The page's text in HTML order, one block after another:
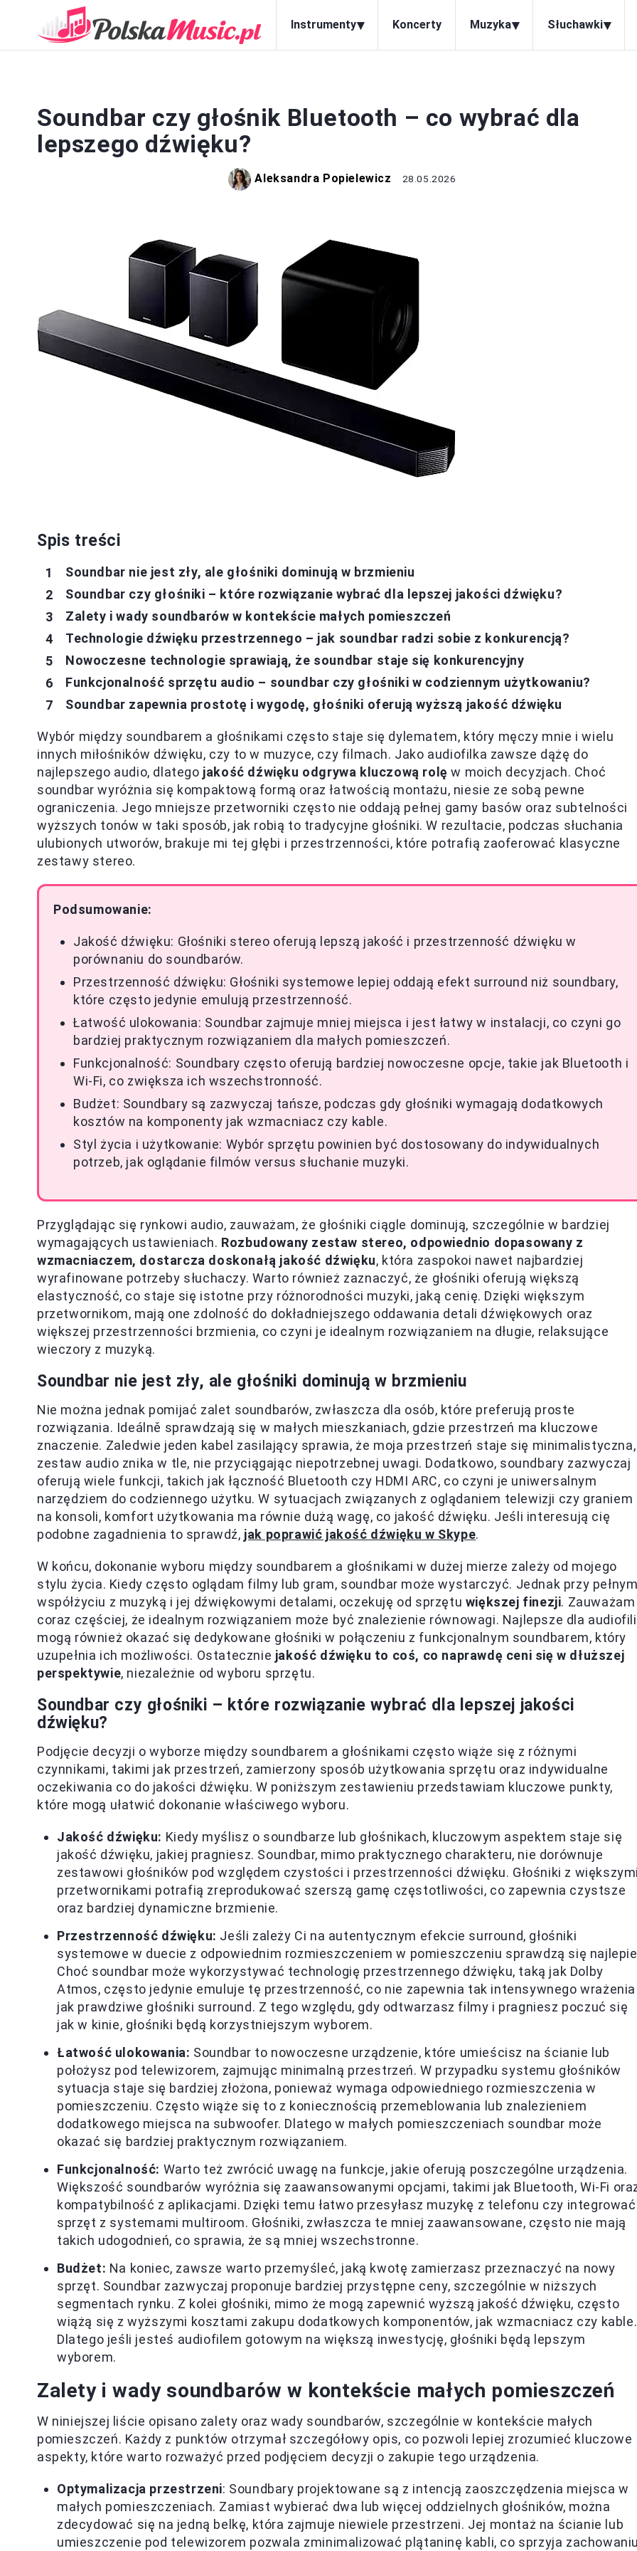
Instrumenty▾ Koncerty Muzyka▾ Słuchawki▾
Soundbar czy głośnik Bluetooth – co wybrać dla
lepszego dźwięku?
Aleksandra Popielewicz 28.05.2026
Spis treści
Soundbar nie jest zły, ale głośniki dominują w brzmieniu
Soundbar czy głośniki – które rozwiązanie wybrać dla lepszej jakości dźwięku?
Zalety i wady soundbarów w kontekście małych pomieszczeń
Technologie dźwięku przestrzennego – jak soundbar radzi sobie z konkurencją?
Nowoczesne technologie sprawiają, że soundbar staje się konkurencyjny
Funkcjonalność sprzętu audio – soundbar czy głośniki w codziennym użytkowaniu?
Soundbar zapewnia prostotę i wygodę, głośniki oferują wyższą jakość dźwięku
Wybór między soundbarem a głośnikami często staje się dylematem, który męczy mnie i wielu
innych miłośników dźwięku, czy to w muzyce, czy filmach. Jako audiofilka zawsze dążę do
najlepszego audio, dlatego jakość dźwięku odgrywa kluczową rolę w moich decyzjach. Choć
soundbar wyróżnia się kompaktową formą oraz łatwością montażu, niesie ze sobą pewne
ograniczenia. Jego mniejsze przetworniki często nie oddają pełnej gamy basów oraz subtelności
wyższych tonów w taki sposób, jak robią to tradycyjne głośniki. W rezultacie, podczas słuchania
ulubionych utworów, brakuje mi tej głębi i przestrzenności, które potrafią zaoferować klasyczne
zestawy stereo.
Podsumowanie:
Jakość dźwięku: Głośniki stereo oferują lepszą jakość i przestrzenność dźwięku w
porównaniu do soundbarów.
Przestrzenność dźwięku: Głośniki systemowe lepiej oddają efekt surround niż soundbary,
które często jedynie emulują przestrzenność.
Łatwość ulokowania: Soundbar zajmuje mniej miejsca i jest łatwy w instalacji, co czyni go
bardziej praktycznym rozwiązaniem dla małych pomieszczeń.
Funkcjonalność: Soundbary często oferują bardziej nowoczesne opcje, takie jak Bluetooth i
Wi-Fi, co zwiększa ich wszechstronność.
Budżet: Soundbary są zazwyczaj tańsze, podczas gdy głośniki wymagają dodatkowych
kosztów na komponenty jak wzmacniacz czy kable.
Styl życia i użytkowanie: Wybór sprzętu powinien być dostosowany do indywidualnych
potrzeb, jak oglądanie filmów versus słuchanie muzyki.
Przyglądając się rynkowi audio, zauważam, że głośniki ciągle dominują, szczególnie w bardziej
wymagających ustawieniach. Rozbudowany zestaw stereo, odpowiednio dopasowany z
wzmacniaczem, dostarcza doskonałą jakość dźwięku, która zaspokoi nawet najbardziej
wyrafinowane potrzeby słuchaczy. Warto również zaznaczyć, że głośniki oferują większą
elastyczność, co staje się istotne przy różnorodności muzyki, jaką cenię. Dzięki większym
przetwornikom, mają one zdolność do dokładniejszego oddawania detali dźwiękowych oraz
większej przestrzenności brzmienia, co czyni je idealnym rozwiązaniem na długie, relaksujące
wieczory z muzyką.
Soundbar nie jest zły, ale głośniki dominują w brzmieniu
Nie można jednak pomijać zalet soundbarów, zwłaszcza dla osób, które preferują proste
rozwiązania. Ideálně sprawdzają się w małych mieszkaniach, gdzie przestrzeń ma kluczowe
znaczenie. Zaledwie jeden kabel zasilający sprawia, że moja przestrzeń staje się
zestaw audio znika w tle, nie przyciągając niepotrzebnej uwagi. Dodatkowo, soundbary zazwyczaj
oferują wiele funkcji, takich jak łączność Bluetooth czy HDMI ARC, co czyni je uniwersalnym
narzędziem do codziennego użytku. W sytuacjach związanych z oglądaniem telewizji czy graniem
na konsoli, komfort użytkowania ma równie dużą wagę, co jakość dźwięku. Jeśli interesują cię
podobne zagadnienia to sprawdź, jak poprawić jakość dźwięku w Skype.
W końcu, dokonanie wyboru między soundbarem a głośnikami w dużej mierze zależy od mojego
stylu życia. Kiedy często oglądam filmy lub gram, soundbar może wystarczyć. Jednak przy
współżyciu z muzyką i jej dźwiękowymi detalami, oczekuję od sprzętu większej finezji. Zauważam
coraz częściej, że idealnym rozwiązaniem może być znalezienie równowagi. Najlepsze dla audiofili
mogą również okazać się dedykowane głośniki w połączeniu z funkcjonalnym soundbarem, który
uzupełnia ich możliwości. Ostatecznie jakość dźwięku to coś, co naprawdę ceni się w dłuższej
perspektywie, niezależnie od wyboru sprzętu.
Soundbar czy głośniki – które rozwiązanie wybrać dla lepszej jakości
dźwięku?
Podjęcie decyzji o wyborze między soundbarem a głośnikami często wiąże się z różnymi
czynnikami, takimi jak przestrzeń, zamierzony sposób użytkowania sprzętu oraz indywidualne
oczekiwania co do jakości dźwięku. W poniższym zestawieniu przedstawiam kluczowe punkty,
które mogą ułatwić dokonanie właściwego wyboru.
Jakość dźwięku: Kiedy myślisz o soundbarze lub głośnikach, kluczowym aspektem staje się
jakość dźwięku, jakiej pragniesz. Soundbar, mimo praktycznego charakteru, nie dorównuje
zestawowi głośników pod względem czystości i przestrzenności dźwięku. Głośniki z
przetwornikami potrafią zreprodukować szerszą gamę częstotliwości, co zapewnia czystsze
oraz bardziej dynamiczne brzmienie.
Przestrzenność dźwięku: Jeśli zależy Ci na autentycznym efekcie surround, głośniki
systemowe w duecie z odpowiednim rozmieszczeniem w pomieszczeniu sprawdzą się
Choć soundbar może wykorzystywać technologię przestrzennego dźwięku, taką jak Dolby
Atmos, często jedynie emuluje tę przestrzenność, co nie zapewnia tak intensywnego wrażenia
jak prawdziwe głośniki surround. Z tego względu, gdy odtwarzasz filmy i pragniesz poczuć się
jak w kinie, głośniki będą korzystniejszym wyborem.
Łatwość ulokowania: Soundbar to nowoczesne urządzenie, które umieścisz na ścianie lub
położysz pod telewizorem, zajmując minimalną przestrzeń. W przypadku systemu głośników
sytuacja staje się bardziej złożona, ponieważ wymaga odpowiedniego rozmieszczenia w
pomieszczeniu. Często wiąże się to z koniecznością przemeblowania lub znalezieniem
dodatkowego miejsca na subwoofer. Dlatego w małych pomieszczeniach soundbar może
okazać się bardziej praktycznym rozwiązaniem.
Funkcjonalność: Warto też zwrócić uwagę na funkcje, jakie oferują poszczególne urządzenia.
Większość soundbarów wyróżnia się zaawansowanymi opcjami, takimi jak Bluetooth, Wi-Fi
kompatybilność z aplikacjami. Dzięki temu łatwo przesyłasz muzykę z telefonu czy integrować
sprzęt z systemami multiroom. Głośniki, zwłaszcza te mniej zaawansowane, często nie mają
takich udogodnień, co sprawia, że są mniej wszechstronne.
Budżet: Na koniec, zawsze warto przemyśleć, jaką kwotę zamierzasz przeznaczyć na nowy
sprzęt. Soundbar zazwyczaj proponuje bardziej przystępne ceny, szczególnie w niższych
segmentach rynku. Z kolei głośniki, mimo że mogą zapewnić wyższą jakość dźwięku, często
wiążą się z wyższymi kosztami zakupu dodatkowych komponentów, jak wzmacniacz czy kable.
Dlatego jeśli jesteś audiofilem gotowym na większą inwestycję, głośniki będą lepszym
wyborem.
Zalety i wady soundbarów w kontekście małych pomieszczeń
W niniejszej liście opisano zalety oraz wady soundbarów, szczególnie w kontekście małych
pomieszczeń. Każdy z punktów otrzymał szczegółowy opis, co pozwoli lepiej zrozumieć kluczowe
aspekty, które warto rozważyć przed podjęciem decyzji o zakupie tego urządzenia.
Optymalizacja przestrzeni: Soundbary projektowane są z intencją zaoszczędzenia miejsca w
małych pomieszczeniach. Zamiast wybierać dwa lub więcej oddzielnych głośników, można
zdecydować się na jedną belkę, która zajmuje niewiele przestrzeni. Jej montaż na ścianie lub
umieszczenie pod telewizorem pozwala zminimalizować plątaninę kabli, co sprzyja